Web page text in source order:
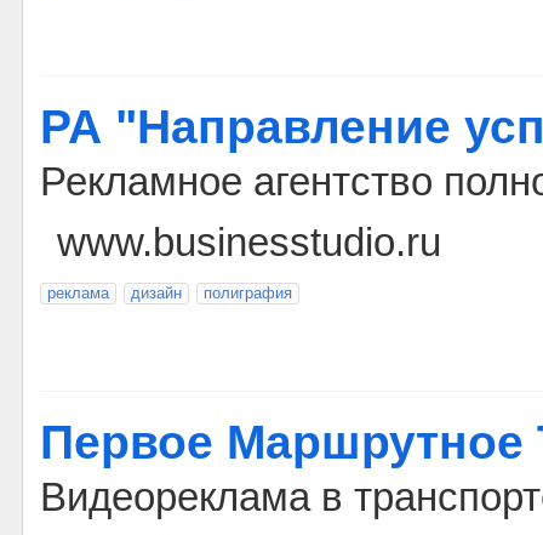
РА "Направление
Рекламное агентство
www.businesstudio.ru
реклама дизайн полиграфия
Первое Маршрутное
Видеореклама в